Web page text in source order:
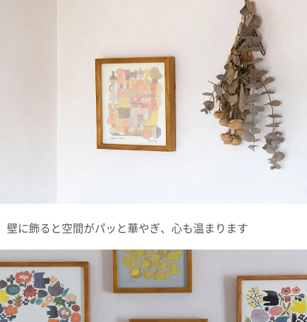
壁に飾ると空間がパッと華やぎ、心も温まります